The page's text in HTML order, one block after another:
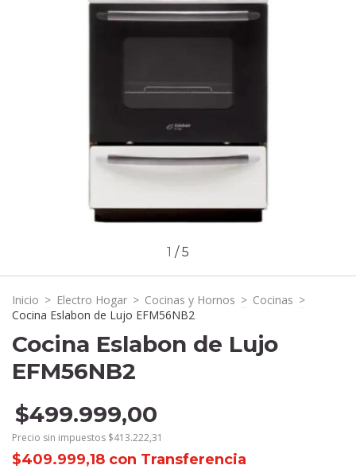
1 /5
Inicio > Electro Hogar > Cocinas y Hornos > Cocinas >
Cocina Eslabon de Lujo EFM56NB2
Cocina Eslabon de Lujo
EFM56NB2
$499.999,00
Precio sin impuestos $413.222,31
$409.999,18 con Transferencia